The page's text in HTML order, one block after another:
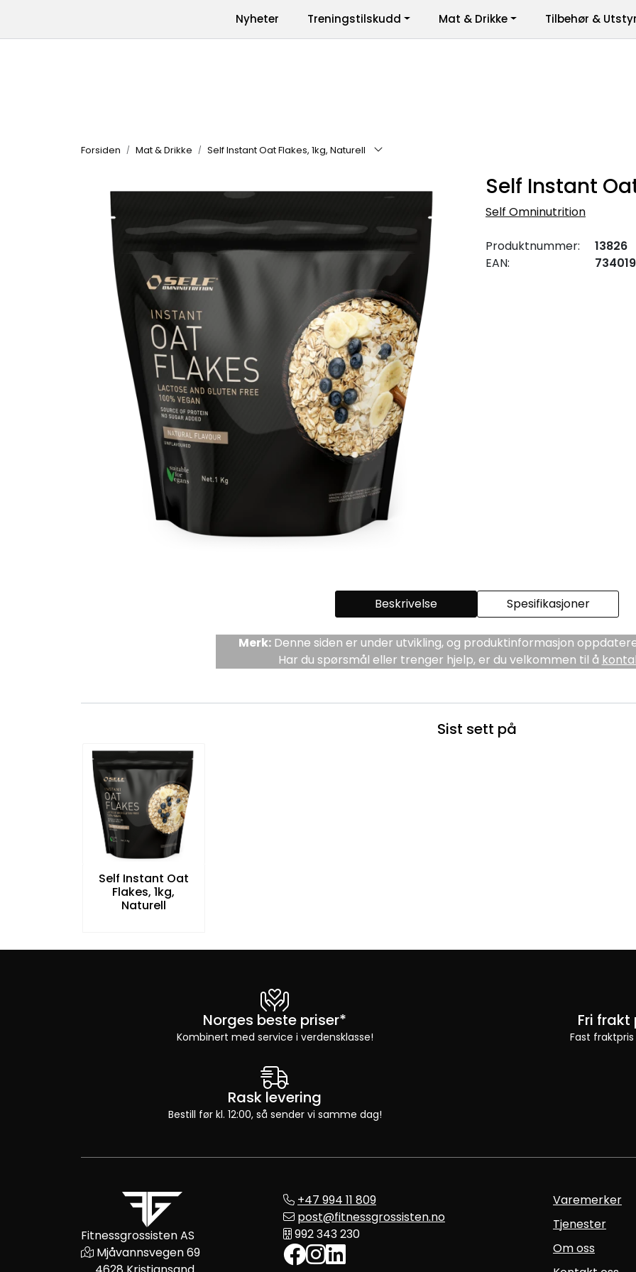
Produkter | Varemerker
Nyheter Treningstilskudd Mat & Drikke Tilbehør & Utstyr
Forsiden Mat & Drikke Self Instant Oat Flakes, 1kg, Naturell
Self Instant
Self Omninutrition
Produktnummer:
13826
EAN:
Beskrivelse Spesifikasjoner
Merk:Denne siden er under utvikling, og produktinformasjon
Har du spørsmål eller trenger hjelp, er du velkommen til å
Sist sett på
Self Instant Oat
Flakes, 1kg,
Naturell
Norges beste priser*
Kombinert med service i verdensklasse!
Fri
Fast
Rask levering
Bestill før kl. 12:00, så sender vi samme dag!
Fitnessgrossisten AS
Mjåvannsvegen 69
+47 994 11 809
post@fitnessgrossisten.no
992 343 230
Varemerker
Tjenester
Om oss